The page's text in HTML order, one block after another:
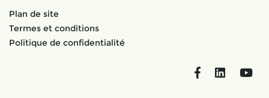
Plan de site
Termes et conditions
Politique de confidentialité
FacebookLinkedIn